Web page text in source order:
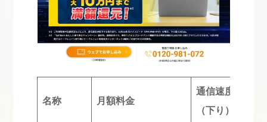
名称 月額料金
通信速度
（下り）